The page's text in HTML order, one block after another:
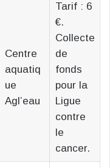
Centre
aquatiq
ue
Agl’eau
Tarif : 6
€.
Collecte
de
fonds
pour la
Ligue
contre
le
cancer.